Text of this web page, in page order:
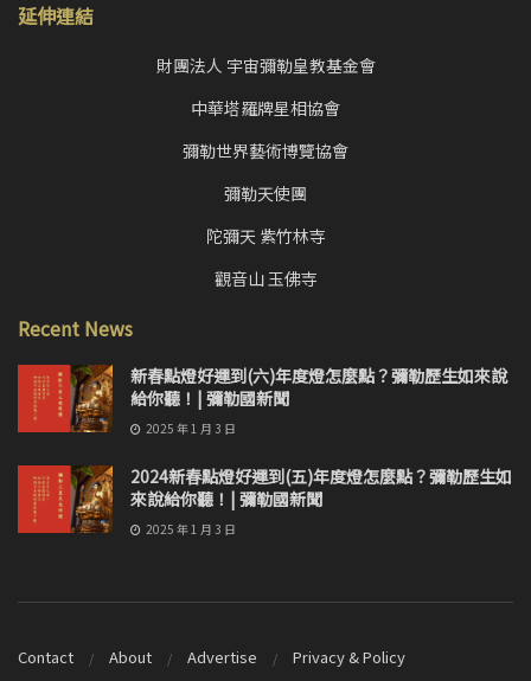
延伸連結
財團法人 宇宙彌勒皇教基金會
中華塔羅牌星相協會
彌勒世界藝術博覽協會
彌勒天使團
陀彌天 紫竹林寺
觀音山 玉佛寺
Recent News
新春點燈好運到(六)年度燈怎麼點？彌勒歷生如來說
給你聽！| 彌勒國新聞
2025 年 1 月 3 日
2024新春點燈好運到(五)年度燈怎麼點？彌勒歷生如
來說給你聽！| 彌勒國新聞
2025 年 1 月 3 日
Contact About Advertise Privacy & Policy